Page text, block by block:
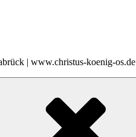
| www.christus-koenig-os.de